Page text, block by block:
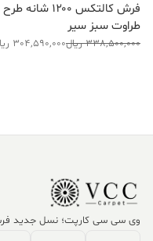
فرش کالتکس ۱۲۰۰ شانه طرح
طراوت سبز سیر
338,500,000 ریال
قیمت
304,590,000
قیمت
وی سی سی کارپت؛ نسل جدید